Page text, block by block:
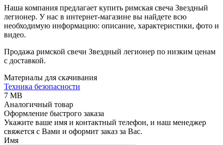
Наша компания предлагает купить римская свеча Звездный
легионер. У нас в интернет-магазине вы найдете всю
необходимую информацию: описание, характеристики, фото и
видео.
Продажа римской свечи Звездный легионер по низким ценам
с доставкой.
Материалы для скачивания
Техника безопасности
7 MB
Аналогичный товар
Оформление быстрого заказа
Укажите ваше имя и контактный телефон, и наш менеджер
свяжется с Вами и оформит заказ за Вас.
Имя